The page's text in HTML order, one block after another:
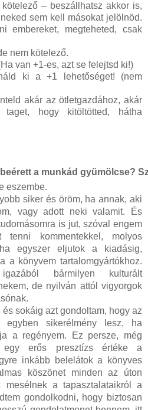
– beszállhatsz akkor is,
sem kell másokat jelölnöd.
embereket, megteheted, csak
nem kötelező.
van +1-es, azt se felejtsd ki!)
ki a +1 lehetőséget! (nem
akár az ötletgazdához, akár
hogy kitöltötted, hátha
a munkád gyümölcse?
eszembe.
siker és öröm, ha annak, aki
vagy adott neki valamit. És
is jut, szóval engem
tenni kommentekkel, molyos
egyszer eljutok a kiadásig,
a könyvem tartalomgyártókhoz.
bármilyen kulturált
de nyilván attól vigyorgok
sokáig azt gondoltam, hogy az
sikerélmény lesz, ha
a regényem. Ez persze, még
erős presztízs értéke a
inkább belelátok a könyves
köszönet minden az úton
a tapasztalataikról a
gondolkodni, hogy biztosan